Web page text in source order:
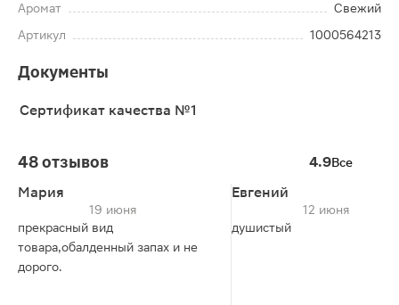
Аромат
Свежий
Артикул
1000564213
Документы
Сертификат качества №1
48 отзывов 4.9Все
Мария
19 июня
прекрасный вид
товара,обалденный запах и не
дорого.
Евгений
12 июня
душистый